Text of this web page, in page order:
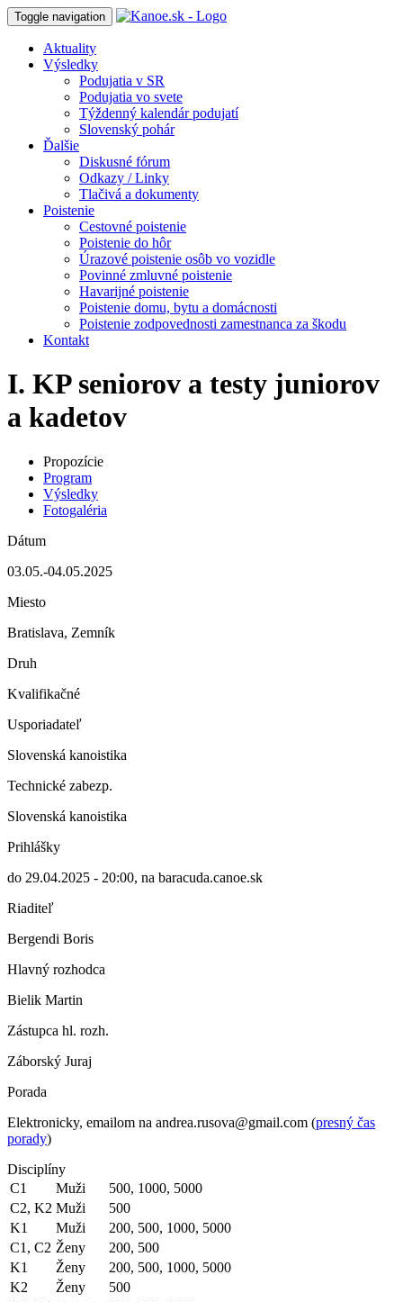
Toggle navigation
Aktuality
Výsledky
Podujatia v SR
Podujatia vo svete
Týždenný kalendár podujatí
Slovenský pohár
Ďalšie
Diskusné fórum
Odkazy / Linky
Tlačivá a dokumenty
Poistenie
Cestovné poistenie
Poistenie do hôr
Úrazové poistenie osôb vo vozidle
Povinné zmluvné poistenie
Havarijné poistenie
Poistenie domu, bytu a domácnosti
Poistenie zodpovednosti zamestnanca za škodu
Kontakt
I. KP seniorov a testy juniorov
a kadetov
Propozície
Program
Výsledky
Fotogaléria
Dátum
03.05.-04.05.2025
Miesto
Bratislava, Zemník
Druh
Kvalifikačné
Usporiadateľ
Slovenská kanoistika
Technické zabezp.
Slovenská kanoistika
Prihlášky
do 29.04.2025 - 20:00, na baracuda.canoe.sk
Riaditeľ
Bergendi Boris
Hlavný rozhodca
Bielik Martin
Zástupca hl. rozh.
Záborský Juraj
Porada
Elektronicky, emailom na andrea.rusova@gmail.com (presný čas
porady)
Disciplíny
C1
Muži
500, 1000, 5000
C2, K2 Muži
500
K1
Muži
200, 500, 1000, 5000
C1, C2 Ženy
200, 500
K1
Ženy
200, 500, 1000, 5000
K2
Ženy
500